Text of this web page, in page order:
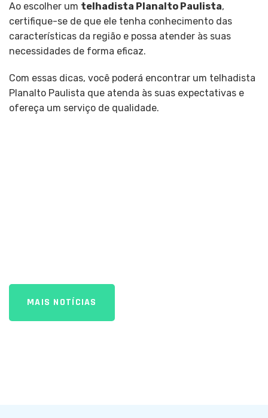
Ao escolher um telhadista Planalto Paulista,
certifique-se de que ele tenha conhecimento das
características da região e possa atender às suas
necessidades de forma eficaz.
Com essas dicas, você poderá encontrar um telhadista
Planalto Paulista que atenda às suas expectativas e
ofereça um serviço de qualidade.
MAIS NOTÍCIAS